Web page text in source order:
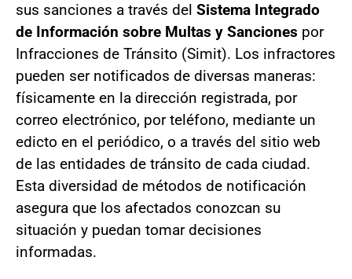
sus sanciones a través del Sistema Integrado
de Información sobre Multas y Sanciones por
Infracciones de Tránsito (Simit). Los infractores
pueden ser notificados de diversas maneras:
físicamente en la dirección registrada, por
correo electrónico, por teléfono, mediante un
edicto en el periódico, o a través del sitio web
de las entidades de tránsito de cada ciudad.
Esta diversidad de métodos de notificación
asegura que los afectados conozcan su
situación y puedan tomar decisiones
informadas.